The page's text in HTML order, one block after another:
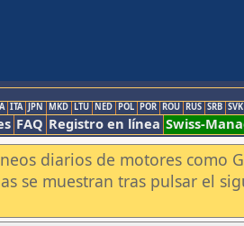
ITA JPN MKD LTU NED POL POR ROU RUS SRB SVK
FAQ Registro en línea Swiss-
diarios de motores como
se muestran tras pulsar el